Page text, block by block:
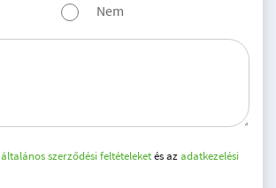
Nem
általános szerződési feltételeketés azadatkezelési